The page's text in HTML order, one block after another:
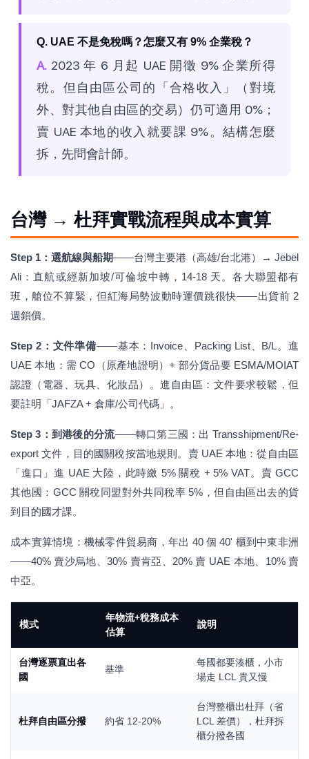
Q. UAE 不是免稅嗎？怎麼又有 9% 企業稅？
A. 2023 年 6 月起 UAE 開徵 9% 企業所得
稅。但自由區公司的「合格收入」（對境
外、對其他自由區的交易）仍可適用 0%；
賣 UAE 本地的收入就要課 9%。結構怎麼
拆，先問會計師。
台灣 → 杜拜實戰流程與成本實算
Step 1：選航線與船期——台灣主要港（高雄/台北港）→ Jebel
Ali：直航或經新加坡/可倫坡中轉，14-18 天。各大聯盟都有
班，艙位不算緊，但紅海局勢波動時運價跳很快——出貨前 2
週鎖價。
Step 2：文件準備——基本：Invoice、Packing List、B/L。進
UAE 本地：需 CO（原產地證明）+ 部分貨品要 ESMA/MOIAT
認證（電器、玩具、化妝品）。進自由區：文件要求較鬆，但
要註明「JAFZA + 倉庫/公司代碼」。
Step 3：到港後的分流——轉口第三國：出 Transshipment/Re-
export 文件，目的國關稅按當地規則。賣 UAE 本地：從自由區
「進口」進 UAE 大陸，此時繳 5% 關稅 + 5% VAT。賣 GCC
其他國：GCC 關稅同盟對外共同稅率 5%，但自由區出去的貨
到目的國才課。
成本實算情境：機械零件貿易商，年出 40 個 40' 櫃到中東非洲
——40% 賣沙烏地、30% 賣肯亞、20% 賣 UAE 本地、10% 賣
中亞。
模式
年物流+稅務成本
估算
說明
台灣逐票直出各
國
基準
每國都要湊櫃，小市
場走 LCL 貴又慢
杜拜自由區分撥 約省 12-20%
台灣整櫃出杜拜（省
LCL 差價），杜拜拆
櫃分撥各國